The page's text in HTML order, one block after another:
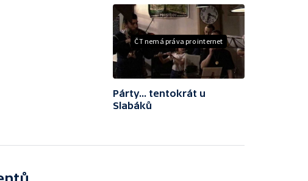
ČT nemá práva pro internet
Párty... tentokrát u
Slabáků